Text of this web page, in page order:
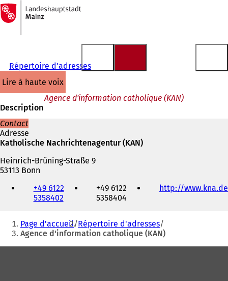
Accéder au contenu
Vers
la
page
d'accueil
Répertoire d'adresses
lire à haute voix
Agence d'information catholique (KAN)
Description
Contact
Adresse
Katholische Nachrichtenagentur (KAN)
Heinrich-Brüning-Straße 9
53113 Bonn
électronique
+49 6122
5358402
+49 6122
5358404
http://www.kna.de
Vous
êtes
ici
Page d'accueil Répertoire d'adresses
Agence d'information catholique (KAN)